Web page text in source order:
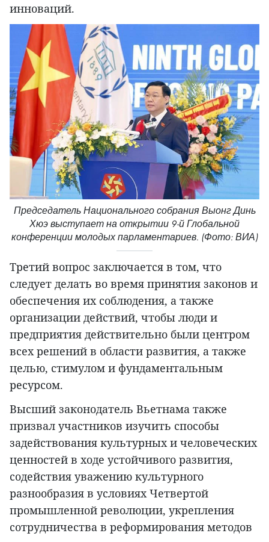
инноваций.
Председатель Национального собрания Выонг Динь
Хюэ выступает на открытии 9-й Глобальной
конференции молодых парламентариев. (Фото: ВИА)
Третий вопрос заключается в том, что
следует делать во время принятия законов и
обеспечения их соблюдения, а также
организации действий, чтобы люди и
предприятия действительно были центром
всех решений в области развития, а также
целью, стимулом и фундаментальным
ресурсом.
Высший законодатель Вьетнама также
призвал участников изучить способы
задействования культурных и человеческих
ценностей в ходе устойчивого развития,
содействия уважению культурного
разнообразия в условиях Четвертой
промышленной революции, укрепления
сотрудничества в реформирования методов